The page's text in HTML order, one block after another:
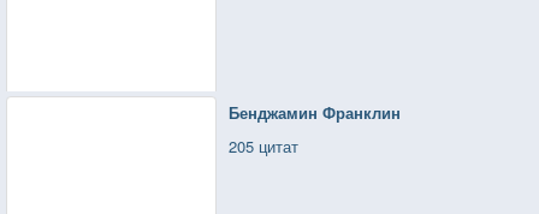
Бенджамин Франклин
205 цитат